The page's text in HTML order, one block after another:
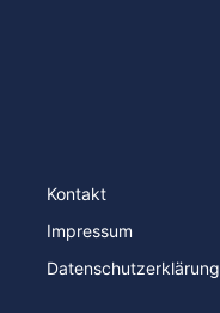
Kontakt
Impressum
Datenschutzerklärung